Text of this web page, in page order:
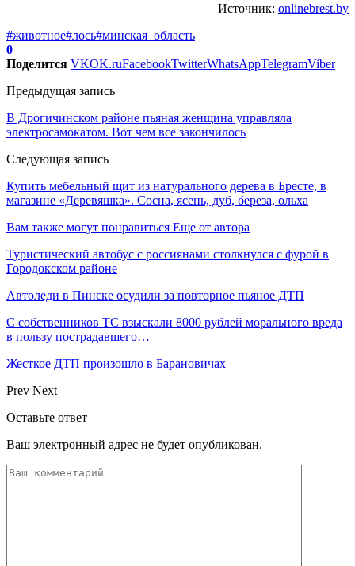
Источник: onlinebrest.by
#животное#лось#минская_область
0
Поделится VKOK.ruFacebookTwitterWhatsAppTelegramViber
Предыдущая запись
В Дрогичинском районе пьяная женщина управляла
электросамокатом. Вот чем все закончилось
Следующая запись
Купить мебельный щит из натурального дерева в Бресте, в
магазине «Деревяшка». Сосна, ясень, дуб, береза, ольха
Вам также могут понравиться Еще от автора
Туристический автобус с россиянами столкнулся с фурой в
Городокском районе
Автоледи в Пинске осудили за повторное пьяное ДТП
С собственников ТС взыскали 8000 рублей морального вреда
в пользу пострадавшего…
Жесткое ДТП произошло в Барановичах
Prev Next
Оставьте ответ
Ваш электронный адрес не будет опубликован.